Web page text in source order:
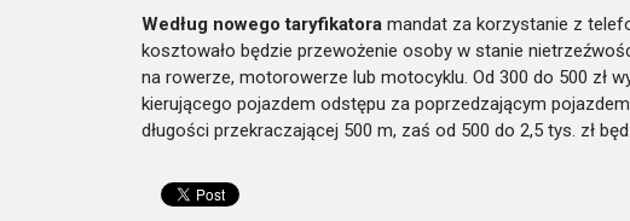
Według nowego taryfikatora mandat za korzystanie z
kosztowało będzie przewożenie osoby w stanie
na rowerze, motorowerze lub motocyklu. Od 300 do 500 zł
kierującego pojazdem odstępu za poprzedzającym
długości przekraczającej 500 m, zaś od 500 do 2,5 tys. zł